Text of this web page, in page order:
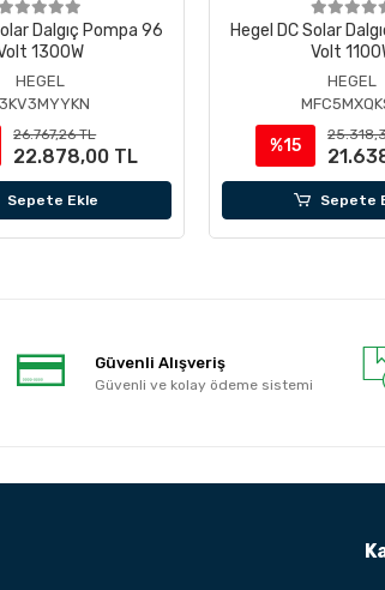
Dalgıç Pompa 96
1300W
HEGEL
26.767,26 TL
22.878,00 TL
Sepete Ekle
Hegel DC Solar
Volt
HEGEL
%15
Sepete
Güvenli Alışveriş
Güvenli ve kolay ödeme sistemi